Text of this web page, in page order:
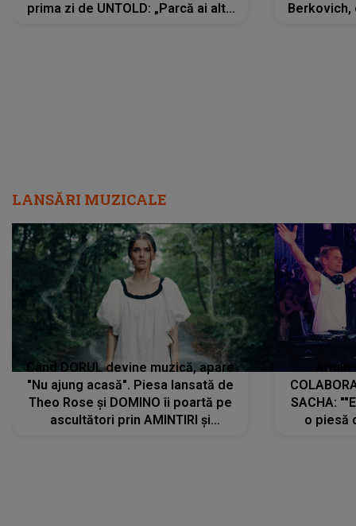
prima zi de UNTOLD: „Parcă ai altă
Berkovich,
LANSĂRI MUZICALE
Când DORUL devine muzică, apare
"Nu ajung acasă". Piesa lansată de
Theo Rose și DOMINO îi poartă pe
ascultători prin AMINTIRI și
SACHA:
o piesă